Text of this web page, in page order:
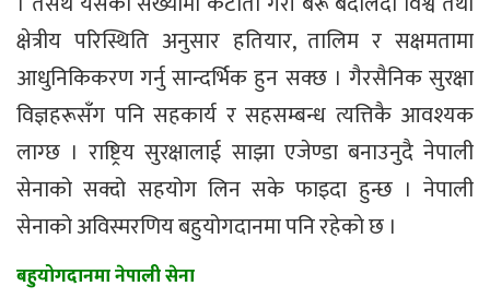
क्षेत्रीय परिस्थिति अनुसार हतियार, तालिम र सक्षमतामा
आधुनिकिकरण गर्नु सान्दर्भिक हुन सक्छ । गैरसैनिक सुरक्षा
विज्ञहरूसँग पनि सहकार्य र सहसम्बन्ध त्यत्तिकै आवश्यक
लाग्छ । राष्ट्रिय सुरक्षालाई साझा एजेण्डा बनाउनुदै नेपाली
सेनाको सक्दो सहयोग लिन सके फाइदा हुन्छ । नेपाली
सेनाको अविस्मरणिय बहुयोगदानमा पनि रहेको छ ।
बहुयोगदानमा नेपाली सेना